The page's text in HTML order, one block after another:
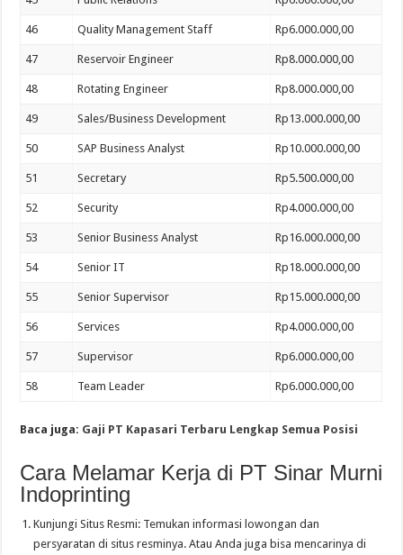
46 Quality Management Staff Rp6.000.000,00
47 Reservoir Engineer Rp8.000.000,00
48 Rotating Engineer Rp8.000.000,00
49 Sales/Business Development Rp13.000.000,00
50 SAP Business Analyst Rp10.000.000,00
51 Secretary Rp5.500.000,00
52 Security Rp4.000.000,00
53 Senior Business Analyst Rp16.000.000,00
54 Senior IT Rp18.000.000,00
55 Senior Supervisor Rp15.000.000,00
56 Services Rp4.000.000,00
57 Supervisor Rp6.000.000,00
58 Team Leader Rp6.000.000,00
Baca juga: Gaji PT Kapasari Terbaru Lengkap Semua Posisi
Cara Melamar Kerja di PT Sinar Murni
Indoprinting
Kunjungi Situs Resmi: Temukan informasi lowongan dan
persyaratan di situs resminya. Atau Anda juga bisa mencarinya di